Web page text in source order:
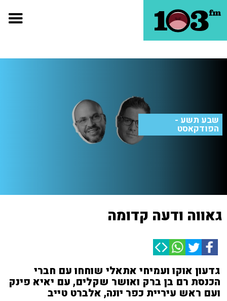
שבע תשע -
הפודקאסט
גאווה ודעה קדומה
גדעון אוקו ועמיחי אתאלי שוחחו עם חברי
הכנסת רם בן ברק ואושר שקלים, עם יאיא פינק
ועם ראש עיריית כפר יונה, אלברט טייב